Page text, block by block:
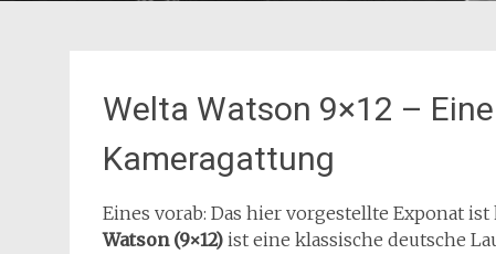
Welta Watson 9×12 –
Kameragattung
Eines vorab: Das hier vorgestellte Exponat
Watson (9×12) ist eine klassische deutsche